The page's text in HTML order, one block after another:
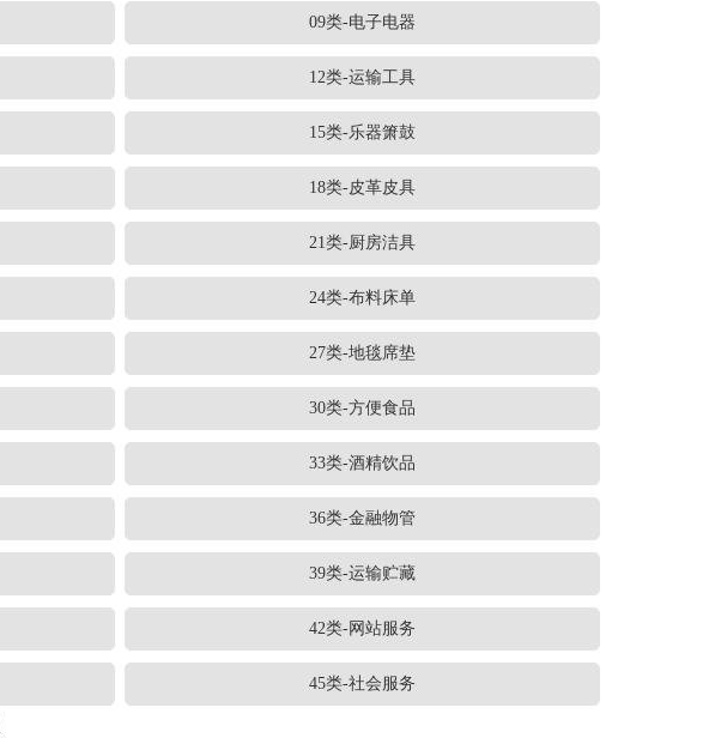
09类-电子电器
12类-运输工具
15类-乐器箫鼓
18类-皮革皮具
21类-厨房洁具
24类-布料床单
27类-地毯席垫
30类-方便食品
33类-酒精饮品
36类-金融物管
39类-运输贮藏
42类-网站服务
45类-社会服务